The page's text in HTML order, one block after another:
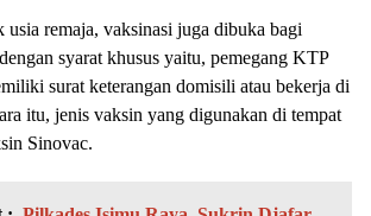
usia remaja, vaksinasi juga dibuka bagi
syarat khusus yaitu, pemegang KTP
surat keterangan domisili atau bekerja di
itu, jenis vaksin yang digunakan di tempat
Sinovac.